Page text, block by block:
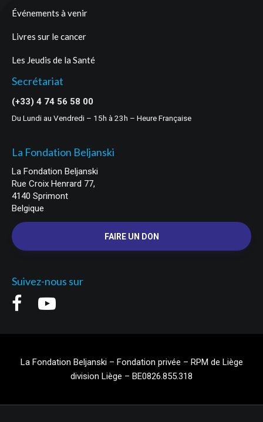
Événements à venir
Livres sur le cancer
Les Jeudis de la Santé
Secrétariat
(+33) 4 74 56 58 00
Du Lundi au Vendredi – 15h à 23h – Heure Française
La Fondation Beljanski
La Fondation Beljanski
Rue Croix Henrard 77,
4140 Sprimont
Belgique
FAIRE UN DON
Suivez-nous sur
La Fondation Beljanski – Fondation privée – RPM de Liège
division Liège – BE0826.855.318